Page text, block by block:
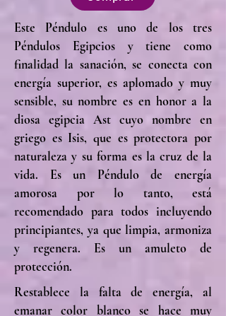
Este Péndulo es uno de los tres
Péndulos Egipcios y tiene como
finalidad la sanación, se conecta con
energía superior, es aplomado y muy
sensible, su nombre es en honor a la
diosa egipcia Ast cuyo nombre en
griego es Isis, que es protectora por
naturaleza y su forma es la cruz de la
vida. Es un Péndulo de energía
amorosa por lo tanto, está
recomendado para todos incluyendo
principiantes, ya que limpia, armoniza
y regenera. Es un amuleto de
protección.
Restablece la falta de energía, al
emanar color blanco se hace muy